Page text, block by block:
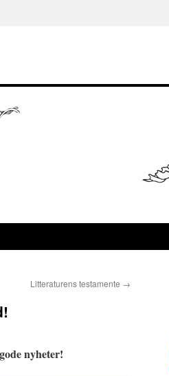
Litteraturens testamente →
nyheter!